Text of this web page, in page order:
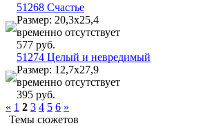
51268 Счастье
Размер: 20,3х25,4
временно отсутствует
577 руб.
51274 Целый и невредимый
Размер: 12,7х27,9
временно отсутствует
395 руб.
« 1 2 3 4 5 6 »
Темы сюжетов